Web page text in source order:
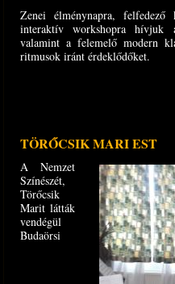
Zenei élménynapra,
interaktív workshopra hívjuk
valamint a felemelő modern
ritmusok iránt érdeklődőket.
TÖRŐCSIK MARI EST
A Nemzet
Színészét,
Törőcsik
Marit látták
vendégül
Budaörsi